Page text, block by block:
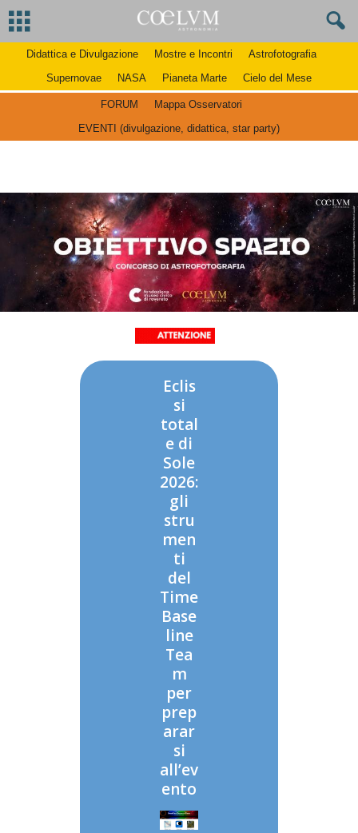
Didattica e Divulgazione Mostre e Incontri
Astrofotografia
Supernovae
NASA Pianeta Marte Cielo del Mese
FORUM
Mappa Osservatori
EVENTI (divulgazione, didattica, star party)
Eclis
si
total
e di
Sole
2026:
gli
stru
men
ti
del
Time
Base
line
Tea
m
per
prep
arar
si
all’ev
ento